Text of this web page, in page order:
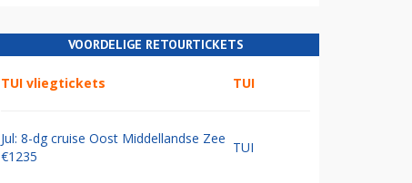
VOORDELIGE RETOURTICKETS
TUI vliegtickets TUI
Jul: 8-dg cruise Oost Middellandse Zee
€1235
TUI